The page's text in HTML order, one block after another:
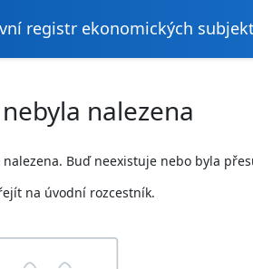
registr ekonomických
nalezena
Buď neexistuje nebo byla
na úvodní rozcestník.